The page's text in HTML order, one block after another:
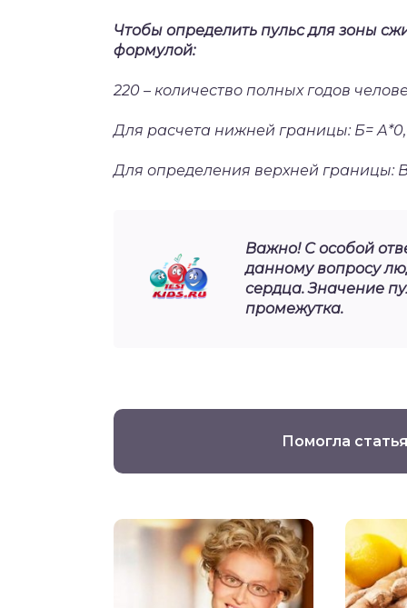
Чтобы определить пульс для зоны
формулой:
220 – количество полных годов
Для расчета нижней границы: Б=
Для определения верхней границы:
Важно! С особой
данному вопросу
сердца. Значение
промежутка.
Помогла